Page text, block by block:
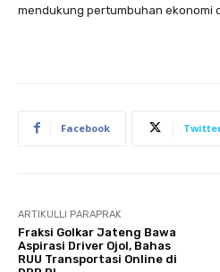
mendukung pertumbuhan ekonomi
Facebook
ARTIKULLI PARAPRAK
Fraksi Golkar Jateng Bawa
Aspirasi Driver Ojol, Bahas
RUU Transportasi Online di